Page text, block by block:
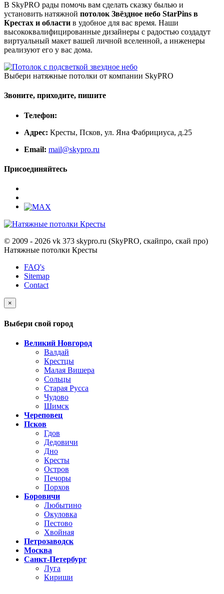
В SkyPRO рады помочь вам сделать сказку былью и
установить натяжной потолок Звёздное небо StarPins в
Крестах и области в удобное для вас время. Наши
высококвалифицированные дизайнеры с радостью создадут
виртуальный макет вашей личной вселенной, а инженеры
реализуют его у вас дома.
Выбери натяжные потолки от компании SkyPRO
Звоните, приходите, пишите
Телефон:
Адрес: Кресты, Псков, ул. Яна Фабрициуса, д.25
Email: mail@skypro.ru
Присоединяйтесь
© 2009 - 2026 vk 373 skypro.ru (SkyPRO, скайпро, скай про)
Натяжные потолки Кресты
FAQ's
Sitemap
Contact
×
Выбери свой город
Великий Новгород
Валдай
Крестцы
Малая Вишера
Сольцы
Старая Русса
Чудово
Шимск
Череповец
Псков
Гдов
Дедовичи
Дно
Кресты
Остров
Печоры
Порхов
Боровичи
Любытино
Окуловка
Пестово
Хвойная
Петрозаводск
Москва
Санкт-Петербург
Луга
Кириши